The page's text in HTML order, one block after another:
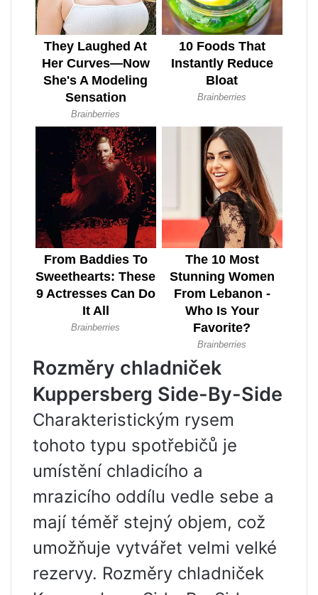
Rozměry chladniček
Kuppersberg Side-By-Side
Charakteristickým rysem
tohoto typu spotřebičů je
umístění chladicího a
mrazicího oddílu vedle sebe a
mají téměř stejný objem, což
umožňuje vytvářet velmi velké
rezervy. Rozměry chladniček